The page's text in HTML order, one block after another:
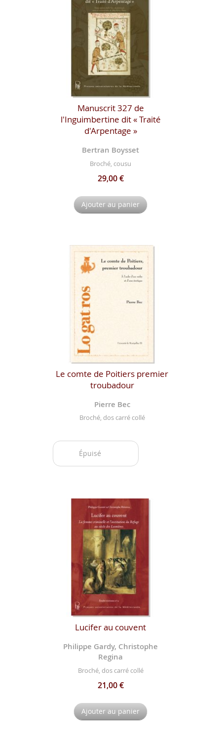
Manuscrit 327 de
l'Inguimbertine dit « Traité
d'Arpentage »
Bertran Boysset
Broché, cousu
29,00 €
Ajouter au panier
Le comte de Poitiers premier
troubadour
Pierre Bec
Broché, dos carré collé
Épuisé
Lucifer au couvent
Philippe Gardy, Christophe
Regina
Broché, dos carré collé
21,00 €
Ajouter au panier